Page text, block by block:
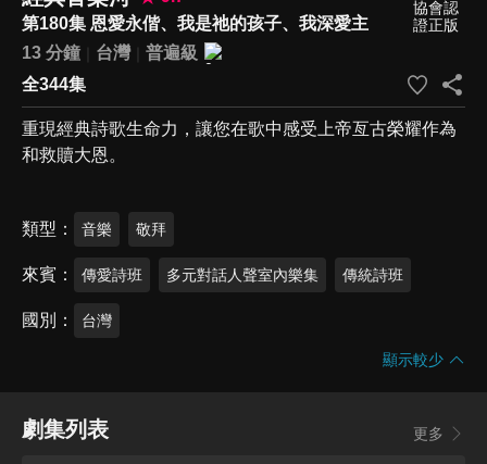
第180集 恩愛永偕、我是祂的孩子、我深愛主
13 分鐘
台灣
普遍級
全344集
重現經典詩歌生命力，讓您在歌中感受上帝亙古榮耀作為
和救贖大恩。
類型 音樂 敬拜
來賓 傳愛詩班 多元對話人聲室內樂集 傳統詩班
國別 台灣
顯示較少
劇集列表 更多